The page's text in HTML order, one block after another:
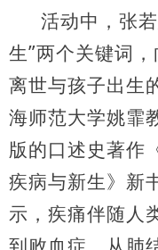
活动中，张若
生”两个关键词
离世与孩子出生
海师范大学姚霏
版的口述史著
疾病与新生》新
示，疾痛伴随人